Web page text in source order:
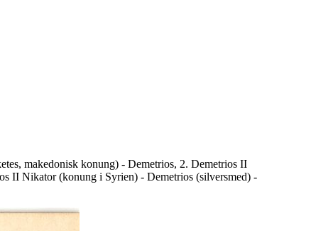
makedonisk konung) - Demetrios, 2. Demetrios II
II Nikator (konung i Syrien) - Demetrios (silversmed) -